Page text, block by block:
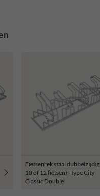
Fietsenrek staal dubbelzijdig
10 of 12 fietsen) - type City
Classic Double